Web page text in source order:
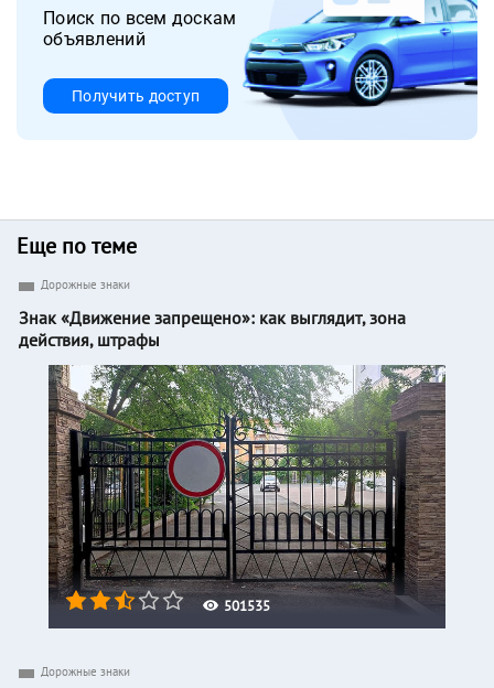
Поиск по всем доскам
объявлений
Получить доступ
Еще по теме
501535
Дорожные знаки
Знак «Движение запрещено»: как выглядит, зона
действия, штрафы
Дорожные знаки